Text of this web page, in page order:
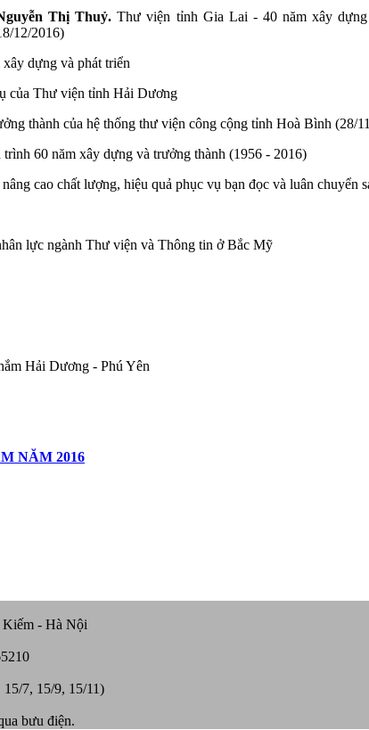
Thị Thuỷ.Thư viện tỉnh Gia Lai - 40 năm xây
12/2016)
dựng và phát triển
của Thư viện tỉnh Hải Dương
thành của hệ thống thư viện công cộng tỉnh Hoà Bình (28/
60 năm xây dựng và trưởng thành (1956 - 2016)
cao chất lượng, hiệu quả phục vụ bạn đọc và luân chuyển
lực ngành Thư viện và Thông tin ở Bắc Mỹ
Hải Dương - Phú Yên
NĂM 2016
Kiếm - Hà Nội
7, 15/9, 15/11)
bưu điện.